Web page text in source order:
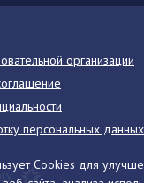
Cookies для
организации
персональных данных